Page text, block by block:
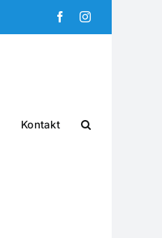
FacebookInstagram
Kontakt